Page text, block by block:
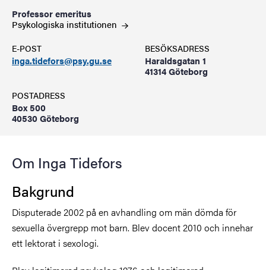
Professor emeritus
Psykologiska institutionen
E-POST
inga.tidefors@psy.gu.se
BESÖKSADRESS
Haraldsgatan 1
41314 Göteborg
POSTADRESS
Box 500
40530 Göteborg
Om Inga Tidefors
Bakgrund
Disputerade 2002 på en avhandling om män dömda för
sexuella övergrepp mot barn. Blev docent 2010 och innehar
ett lektorat i sexologi.